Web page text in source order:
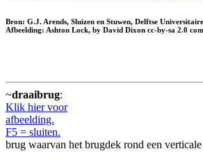
Bron: G.J. Arends, Sluizen en Stuwen, Delftse
Afbeelding: Ashton Lock, by David Dixon cc-by-sa 2.0
~draaibrug:
Klik hier voor
afbeelding.
F5 = sluiten.
brug waarvan het brugdek rond een verticale